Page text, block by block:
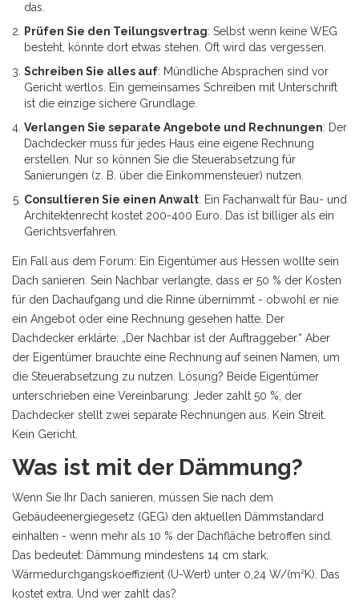
das.
Prüfen Sie den Teilungsvertrag: Selbst wenn keine WEG
besteht, könnte dort etwas stehen. Oft wird das vergessen.
Schreiben Sie alles auf: Mündliche Absprachen sind vor
Gericht wertlos. Ein gemeinsames Schreiben mit Unterschrift
ist die einzige sichere Grundlage.
Verlangen Sie separate Angebote und Rechnungen: Der
Dachdecker muss für jedes Haus eine eigene Rechnung
erstellen. Nur so können Sie die Steuerabsetzung für
Sanierungen (z. B. über die Einkommensteuer) nutzen.
Consultieren Sie einen Anwalt: Ein Fachanwalt für Bau- und
Architektenrecht kostet 200-400 Euro. Das ist billiger als ein
Gerichtsverfahren.
Ein Fall aus dem Forum: Ein Eigentümer aus Hessen wollte sein
Dach sanieren. Sein Nachbar verlangte, dass er 50 % der Kosten
für den Dachaufgang und die Rinne übernimmt - obwohl er nie
ein Angebot oder eine Rechnung gesehen hatte. Der
Dachdecker erklärte: „Der Nachbar ist der Auftraggeber.“ Aber
der Eigentümer brauchte eine Rechnung auf seinen Namen, um
die Steuerabsetzung zu nutzen. Lösung? Beide Eigentümer
unterschrieben eine Vereinbarung: Jeder zahlt 50 %, der
Dachdecker stellt zwei separate Rechnungen aus. Kein Streit.
Kein Gericht.
Was ist mit der Dämmung?
Wenn Sie Ihr Dach sanieren, müssen Sie nach dem
Gebäudeenergiegesetz (GEG) den aktuellen Dämmstandard
einhalten - wenn mehr als 10 % der Dachfläche betroffen sind.
Das bedeutet: Dämmung mindestens 14 cm stark,
Wärmedurchgangskoeffizient (U-Wert) unter 0,24 W/(m²K). Das
kostet extra. Und wer zahlt das?